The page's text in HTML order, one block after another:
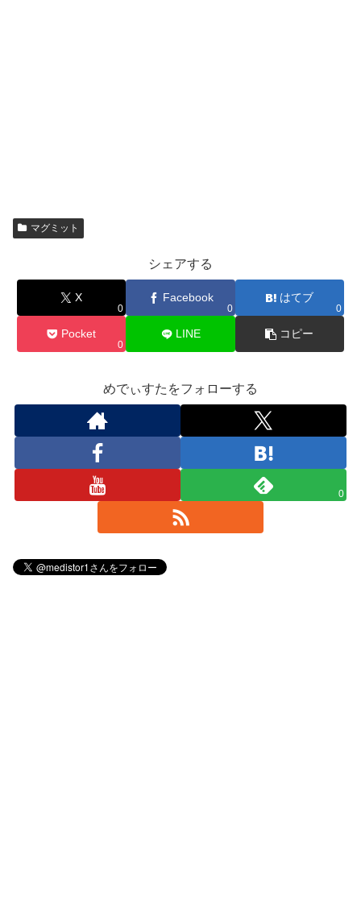
マグミット
シェアする
X
0
Facebook
0
はてブ
0
Pocket
0
LINE コピー
めでぃすたをフォローする
0